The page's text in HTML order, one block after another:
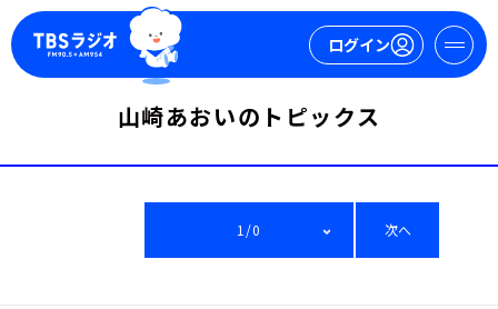
ログイン
山崎あおいのトピックス
1/0 次へ